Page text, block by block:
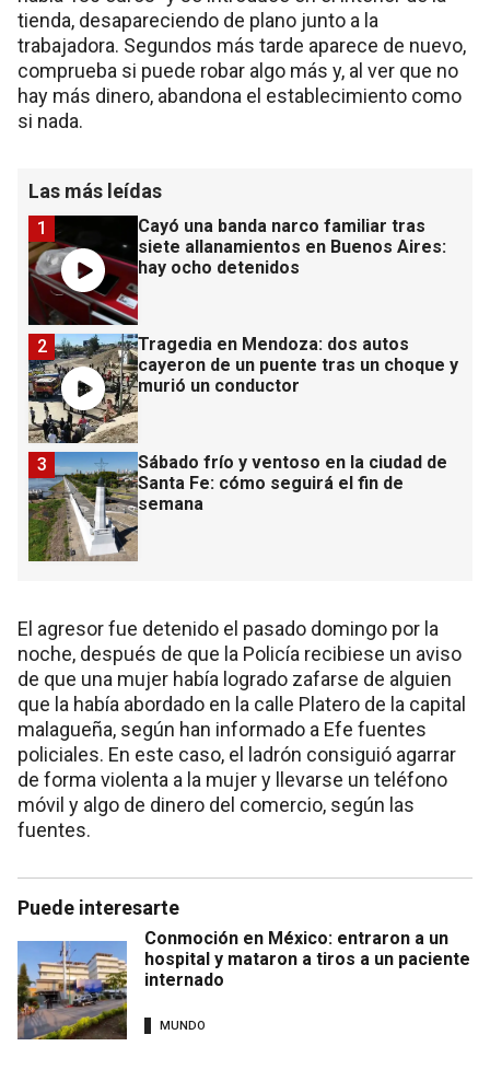
tienda, desapareciendo de plano junto a la
trabajadora. Segundos más tarde aparece de nuevo,
comprueba si puede robar algo más y, al ver que no
hay más dinero, abandona el establecimiento como
si nada.
Las más leídas
Cayó una banda narco familiar tras
siete allanamientos en Buenos Aires:
hay ocho detenidos
1
Tragedia en Mendoza: dos autos
cayeron de un puente tras un choque y
murió un conductor
2
Sábado frío y ventoso en la ciudad de
Santa Fe: cómo seguirá el fin de
semana
3
El agresor fue detenido el pasado domingo por la
noche, después de que la Policía recibiese un aviso
de que una mujer había logrado zafarse de alguien
que la había abordado en la calle Platero de la capital
malagueña, según han informado a Efe fuentes
policiales. En este caso, el ladrón consiguió agarrar
de forma violenta a la mujer y llevarse un teléfono
móvil y algo de dinero del comercio, según las
fuentes.
Puede interesarte
Conmoción en México: entraron a un
hospital y mataron a tiros a un paciente
internado
MUNDO